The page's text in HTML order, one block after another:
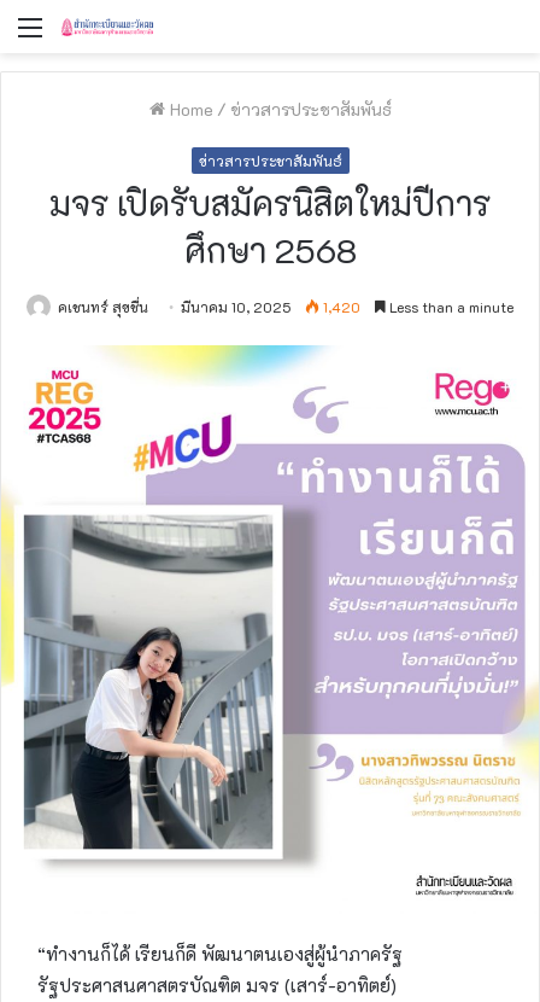
Menu
Home / ข่าวสารประชาสัมพันธ์
ข่าวสารประชาสัมพันธ์
มจร เปิดรับสมัครนิสิตใหม่ปีการ
ศึกษา 2568
คเชนทร์ สุขชื่น มีนาคม 10, 2025 1,420 Less than a minute
“ทำงานก็ได้ เรียนก็ดี พัฒนาตนเองสู่ผู้นำภาครัฐ
รัฐประศาสนศาสตรบัณฑิต มจร (เสาร์-อาทิตย์)